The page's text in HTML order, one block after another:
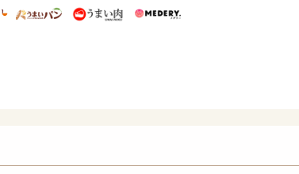
ニー特集
うまいめし うまいパン うまい肉